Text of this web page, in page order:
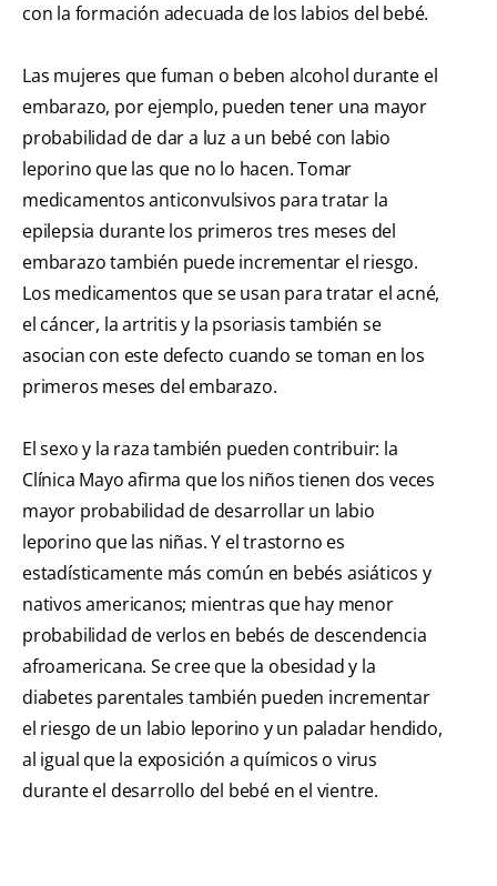
con la formación adecuada de los labios del bebé.
Las mujeres que fuman o beben alcohol durante el
embarazo, por ejemplo, pueden tener una mayor
probabilidad de dar a luz a un bebé con labio
leporino que las que no lo hacen. Tomar
medicamentos anticonvulsivos para tratar la
epilepsia durante los primeros tres meses del
embarazo también puede incrementar el riesgo.
Los medicamentos que se usan para tratar el acné,
el cáncer, la artritis y la psoriasis también se
asocian con este defecto cuando se toman en los
primeros meses del embarazo.
El sexo y la raza también pueden contribuir: la
Clínica Mayo afirma que los niños tienen dos veces
mayor probabilidad de desarrollar un labio
leporino que las niñas. Y el trastorno es
estadísticamente más común en bebés asiáticos y
nativos americanos; mientras que hay menor
probabilidad de verlos en bebés de descendencia
afroamericana. Se cree que la obesidad y la
diabetes parentales también pueden incrementar
el riesgo de un labio leporino y un paladar hendido,
al igual que la exposición a químicos o virus
durante el desarrollo del bebé en el vientre.